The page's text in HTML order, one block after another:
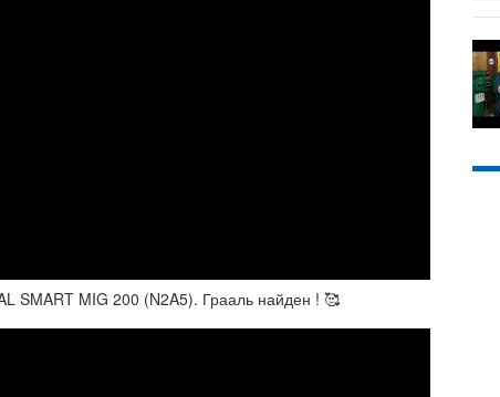
SMART MIG 200 (N2A5). Грааль найден ! 🥰